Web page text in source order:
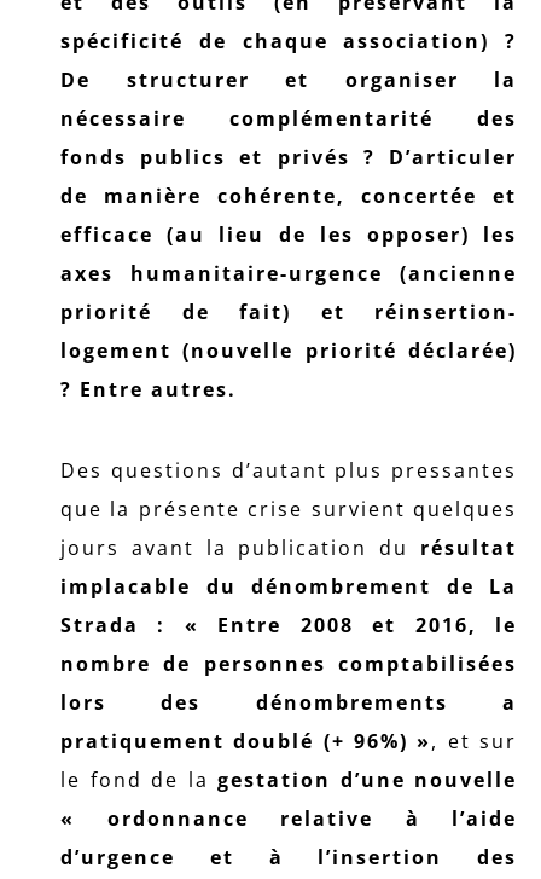
spécificité de chaque association) ?
De structurer et organiser la
nécessaire complémentarité des
fonds publics et privés ? D’articuler
de manière cohérente, concertée et
efficace (au lieu de les opposer) les
axes humanitaire-urgence (ancienne
priorité de fait) et réinsertion-
logement (nouvelle priorité déclarée)
? Entre autres.
Des questions d’autant plus pressantes
que la présente crise survient quelques
jours avant la publication du résultat
implacable du dénombrement de La
Strada : « Entre 2008 et 2016, le
nombre de personnes comptabilisées
lors des dénombrements a
pratiquement doublé (+ 96%) », et sur
le fond de la gestation d’une nouvelle
« ordonnance relative à l’aide
d’urgence et à l’insertion des